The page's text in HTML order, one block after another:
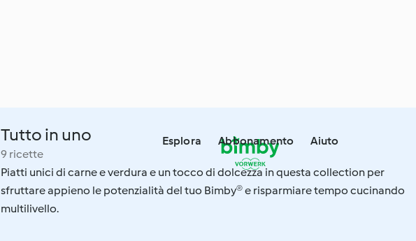
Esplora Abbonamento Aiuto
Tutto in uno
9 ricette
Piatti unici di carne e verdura e un tocco di dolcezza in questa collection per
sfruttare appieno le potenzialità del tuo Bimby® e risparmiare tempo cucinando
multilivello.